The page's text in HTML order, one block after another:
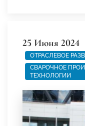
25 Июня 2024
ОТРАСЛЕВОЕ
СВАРОЧНОЕ
ТЕХНОЛОГИИ